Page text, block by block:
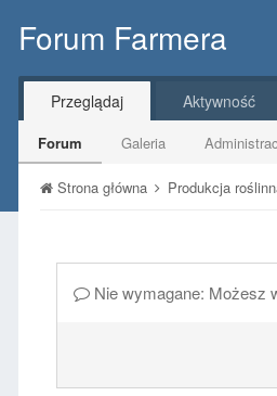
Forum Farmera
Przeglądaj
Forum Galeria
Aktywność
Strona główna Produkcja
Nie wymagane: Możesz